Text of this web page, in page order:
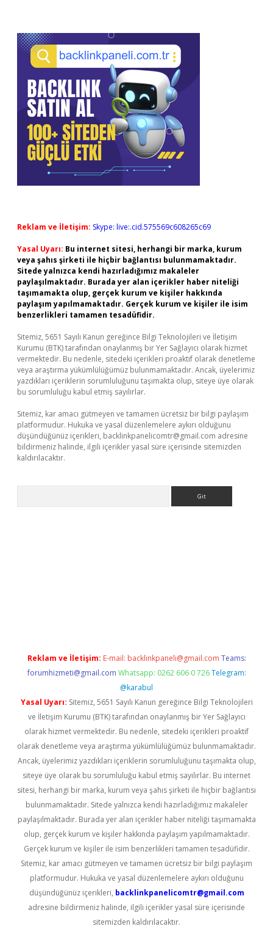
Reklam ve İletişim: Skype: live:.cid.575569c608265c69
Yasal Uyarı: Bu internet sitesi, herhangi bir marka, kurum
veya şahıs şirketi ile hiçbir bağlantısı bulunmamaktadır.
Sitede yalnızca kendi hazırladığımız makaleler
paylaşılmaktadır. Burada yer alan içerikler haber niteliği
taşımamakta olup, gerçek kurum ve kişiler hakkında
paylaşım yapılmamaktadır. Gerçek kurum ve kişiler ile isim
benzerlikleri tamamen tesadüfidir.
Sitemiz, 5651 Sayılı Kanun gereğince Bilgi Teknolojileri ve İletişim
Kurumu (BTK) tarafından onaylanmış bir Yer Sağlayıcı olarak hizmet
vermektedir. Bu nedenle, sitedeki içerikleri proaktif olarak denetleme
veya araştırma yükümlülüğümüz bulunmamaktadır. Ancak, üyelerimiz
yazdıkları içeriklerin sorumluluğunu taşımakta olup, siteye üye olarak
bu sorumluluğu kabul etmiş sayılırlar.
Sitemiz, kar amacı gütmeyen ve tamamen ücretsiz bir bilgi paylaşım
platformudur. Hukuka ve yasal düzenlemelere aykırı olduğunu
düşündüğünüz içerikleri, backlinkpanelicomtr@gmail.com adresine
bildirmeniz halinde, ilgili içerikler yasal süre içerisinde sitemizden
kaldırılacaktır.
Reklam ve İletişim: E-mail: backlinkpaneli@gmail.com Teams:
forumhizmeti@gmail.com Whatsapp: 0262 606 0 726 Telegram:
@karabul
Yasal Uyarı: Sitemiz, 5651 Sayılı Kanun gereğince Bilgi Teknolojileri
ve İletişim Kurumu (BTK) tarafından onaylanmış bir Yer Sağlayıcı
olarak hizmet vermektedir. Bu nedenle, sitedeki içerikleri proaktif
olarak denetleme veya araştırma yükümlülüğümüz bulunmamaktadır.
Ancak, üyelerimiz yazdıkları içeriklerin sorumluluğunu taşımakta olup,
siteye üye olarak bu sorumluluğu kabul etmiş sayılırlar. Bu internet
sitesi, herhangi bir marka, kurum veya şahıs şirketi ile hiçbir bağlantısı
bulunmamaktadır. Sitede yalnızca kendi hazırladığımız makaleler
paylaşılmaktadır. Burada yer alan içerikler haber niteliği taşımamakta
olup, gerçek kurum ve kişiler hakkında paylaşım yapılmamaktadır.
Gerçek kurum ve kişiler ile isim benzerlikleri tamamen tesadüfidir.
Sitemiz, kar amacı gütmeyen ve tamamen ücretsiz bir bilgi paylaşım
platformudur. Hukuka ve yasal düzenlemelere aykırı olduğunu
düşündüğünüz içerikleri, backlinkpanelicomtr@gmail.com
adresine bildirmeniz halinde, ilgili içerikler yasal süre içerisinde
sitemizden kaldırılacaktır.